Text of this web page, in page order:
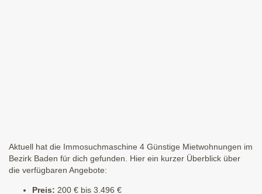
Aktuell hat die Immosuchmaschine 4 Günstige Mietwohnungen im
Bezirk Baden für dich gefunden. Hier ein kurzer Überblick über
die verfügbaren Angebote:
Preis: 200 € bis 3.496 €